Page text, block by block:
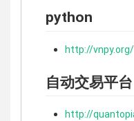
python
http://vnpy.org/
自动交易平台
http://